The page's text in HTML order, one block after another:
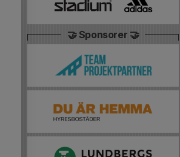
🤝 Sponsorer 🤝